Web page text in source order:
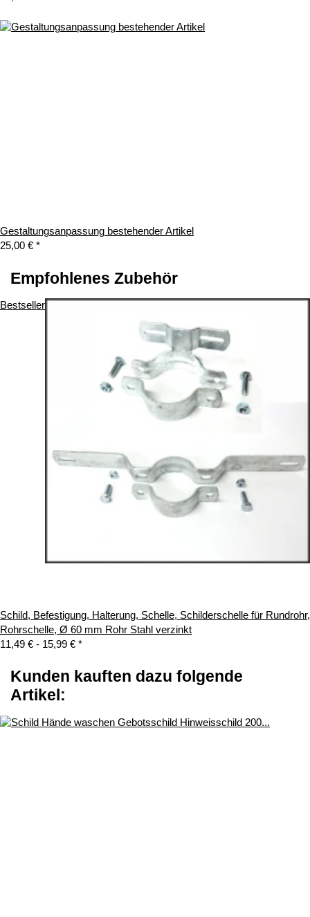
Gestaltungsanpassung bestehender Artikel
25,00 € *
Empfohlenes Zubehör
Bestseller
Schild, Befestigung, Halterung, Schelle, Schilderschelle für Rundrohr,
Rohrschelle, Ø 60 mm Rohr Stahl verzinkt
11,49 € - 15,99 € *
Kunden kauften dazu folgende
Artikel: